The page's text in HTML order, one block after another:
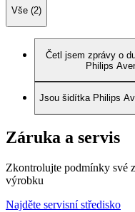
Vše (2)
Četl jsem zprávy o
Philips
Jsou šidítka Philips
Záruka a servis
Zkontrolujte podmínky své
výrobku
Najděte servisní středisko